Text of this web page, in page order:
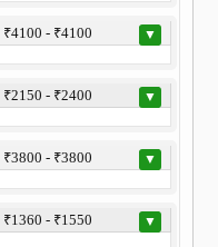
₹4100 - ₹4100 ▼
₹2150 - ₹2400 ▼
₹3800 - ₹3800 ▼
₹1360 - ₹1550 ▼